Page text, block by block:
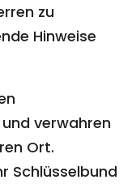
zu
Hinweise
verwahren
Ort.
Schlüsselbund